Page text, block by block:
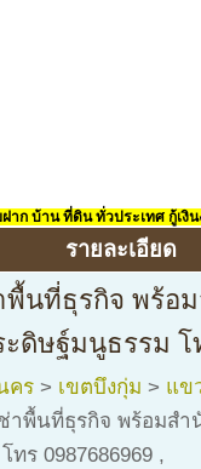
าก บ้าน ที่ดิน ทั่วประเทศ กู้เงิ
รายละเอียด
พื้นที่ธุรกิจ พร้อ
ดิษฐ์มนูธรรม โ
คร > เขตบึงกุ่ม > แข
ช่าพื้นที่ธุรกิจ พร้อมส
ร 0987686969 ,